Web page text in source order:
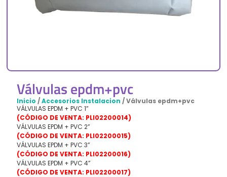
Válvulas epdm+pvc
Inicio /Accesorios Instalacion / Válvulas epdm+pvc
VÁLVULAS EPDM + PVC 1”
(CÓDIGO DE VENTA: PLI02200014)
VÁLVULAS EPDM + PVC 2”
(CÓDIGO DE VENTA: PLI02200015)
VÁLVULAS EPDM + PVC 3”
(CÓDIGO DE VENTA: PLI02200016)
VÁLVULAS EPDM + PVC 4”
(CÓDIGO DE VENTA: PLI02200017)